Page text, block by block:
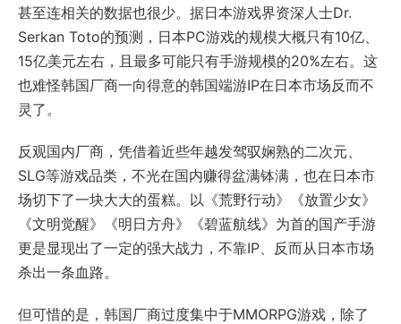
甚至连相关的数据也很少。据日本游戏界资深人士Dr.
Serkan Toto的预测，日本PC游戏的规模大概只有10亿、
15亿美元左右，且最多可能只有手游规模的20%左右。这
也难怪韩国厂商一向得意的韩国端游IP在日本市场反而不
灵了。
反观国内厂商，凭借着近些年越发驾驭娴熟的二次元、
SLG等游戏品类，不光在国内赚得盆满钵满，也在日本市
场切下了一块大大的蛋糕。以《荒野行动》《放置少女》
《文明觉醒》《明日方舟》《碧蓝航线》为首的国产手游
更是显现出了一定的强大战力，不靠IP、反而从日本市场
杀出一条血路。
但可惜的是，韩国厂商过度集中于MMORPG游戏，除了